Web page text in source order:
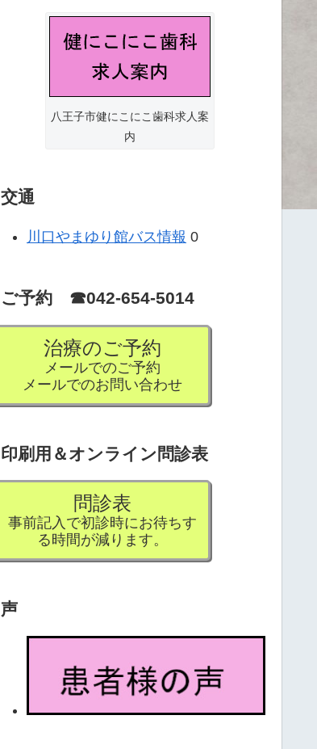
八王子市健にこにこ歯科求人案
内
交通
川口やまゆり館バス情報 0
ご予約 ☎042-654-5014
治療のご予約
メールでのご予約
メールでのお問い合わせ
印刷用＆オンライン問診表
問診表
事前記入で初診時にお待ちす
る時間が減ります。
声